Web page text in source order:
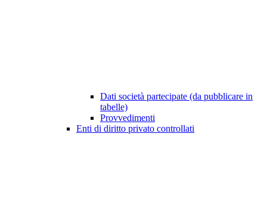
Dati società partecipate (da pubblicare in
tabelle)
Provvedimenti
Enti di diritto privato controllati